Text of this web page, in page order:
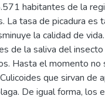
habitantes de la
La tasa de picadura es
la calidad de vida.
de la saliva del insecto
Hasta el momento no
que sirvan de
De igual forma, los